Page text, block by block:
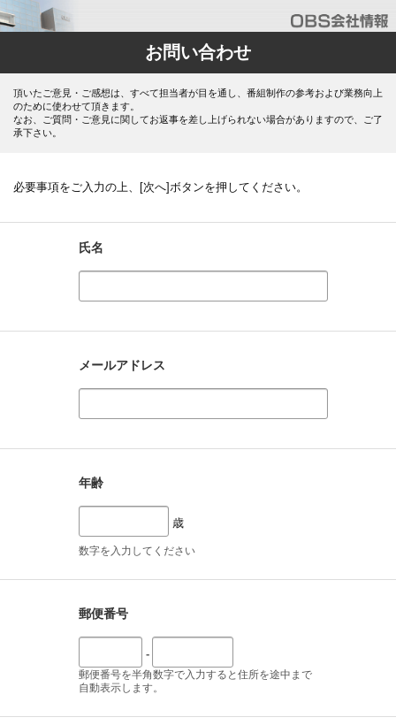
お問い合わせ
頂いたご意見・ご感想は、すべて担当者が目を通し、番組制作の参考および業務向上
のために使わせて頂きます。
なお、ご質問・ご意見に関してお返事を差し上げられない場合がありますので、ご了
承下さい。
必要事項をご入力の上、[次へ]ボタンを押してください。
氏名
メールアドレス
年齢
歳
数字を入力してください
郵便番号
-
郵便番号を半角数字で入力すると住所を途中まで
自動表示します。